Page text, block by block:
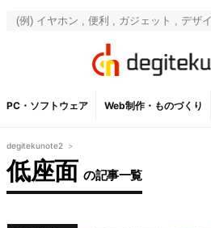
PC・ソフトウェア Web制作・ものづくり
degitekunote2 >
低座面 の記事一覧